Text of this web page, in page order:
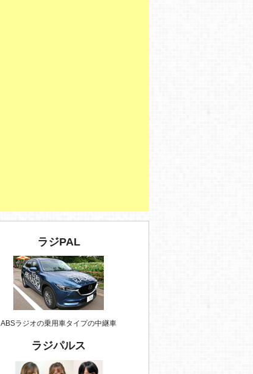
ラジPAL
ABSラジオの乗用車タイプの中継車
ラジパルス